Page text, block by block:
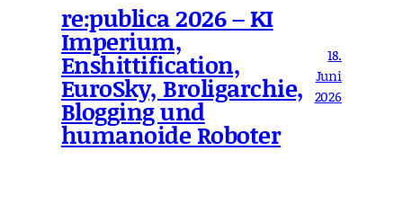
re:publica 2026 – KI
Imperium,
Enshittification,
EuroSky, Broligarchie,
Blogging und
humanoide Roboter
18.
Juni
2026